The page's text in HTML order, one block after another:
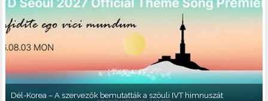
Dél-Korea – A szervezők bemutatták a szöuli IVT himnuszát